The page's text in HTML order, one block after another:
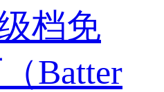
档免
Batter